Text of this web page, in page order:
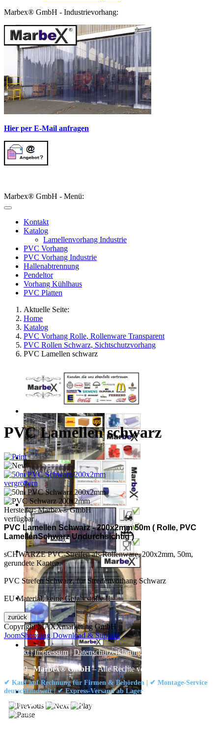
Marbex® GmbH - Industrievorhang:
Hier per E-Mail anfragen
Marbex® GmbH - Menü:
Kontakt
Katalog
Lamellenvorhang Industrie
PVC Vorhang
PVC Vorhang Industrie
Hallenabtrennung
Pendeltor
Vorhang Kühlhaus
PVC Platten
Aktuelle Seite:
Home
Katalog
PVC Vorhang Rolle, Rollenware Transparent
PVC Rollen Schwarz, Sichtschutzvorhang
PVC Lamellen schwarz
PVC Lamellen schwarz
vergrößern
Hersteller:Marbex® GmbH
verfügbar
PVC Lamellen Schwarz - 200x2mm 50m ( Rolle, PVC
LamellenSchwarz Undurchsichtig )
sCHWARZE PVC-Streifen als Rollenware, 200x2mm, 50m,
gerundete Kanten.
PVC Strefen Schwarz, für Streifenvorhang Schwarz
EU Material, keine Gefahrstoffe !!
Copyright MAXXmarketing GmbH
JoomShopping Download & Support
Kontakt|Impressum|Datenschutzerklärung
© 1999– Marbex® GmbH– Alle Rechte vorbehalten.
✔ Kauf auf Rechnung für Firmen & Behörden | ✔ Montage-Service
deutschlandweit | ✔ Express-Versand ab Lager
Technische Dokumentation: Montageanleitung (PDF)
Datenblatt| Konformität (Food/Pharma)